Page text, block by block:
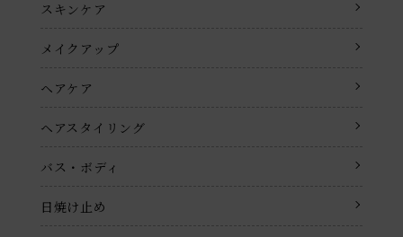
スキンケア
メイクアップ
ヘアケア
ヘアスタイリング
バス・ボディ
日焼け止め